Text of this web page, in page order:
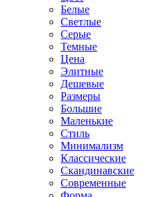
Белые
Светлые
Серые
Темные
Цена
Элитные
Дешевые
Размеры
Большие
Маленькие
Стиль
Минимализм
Классические
Скандинавские
Современные